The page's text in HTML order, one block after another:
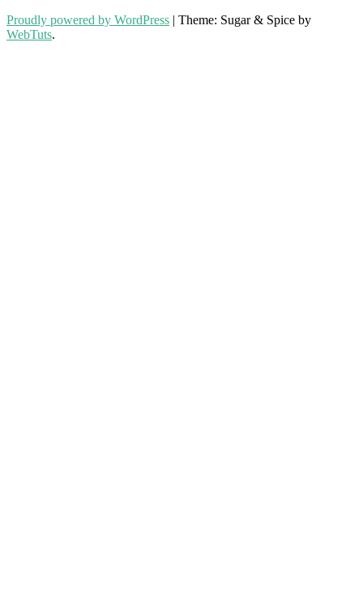
Proudly powered by WordPress | Theme: Sugar & Spice by
WebTuts.